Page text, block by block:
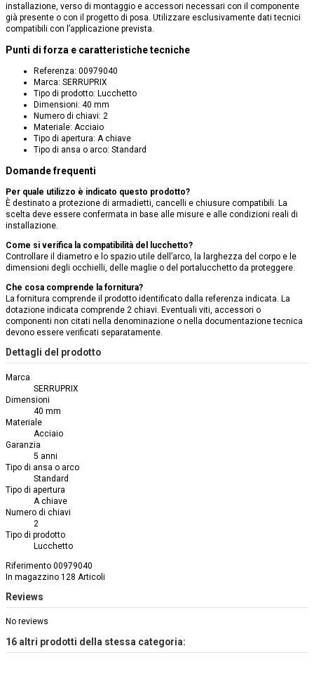
installazione, verso di montaggio e accessori necessari con il componente
già presente o con il progetto di posa. Utilizzare esclusivamente dati tecnici
compatibili con l’applicazione prevista.
Punti di forza e caratteristiche tecniche
Referenza: 00979040
Marca: SERRUPRIX
Tipo di prodotto: Lucchetto
Dimensioni: 40 mm
Numero di chiavi: 2
Materiale: Acciaio
Tipo di apertura: A chiave
Tipo di ansa o arco: Standard
Domande frequenti
Per quale utilizzo è indicato questo prodotto?
È destinato a protezione di armadietti, cancelli e chiusure compatibili. La
scelta deve essere confermata in base alle misure e alle condizioni reali di
installazione.
Come si verifica la compatibilità del lucchetto?
Controllare il diametro e lo spazio utile dell’arco, la larghezza del corpo e le
dimensioni degli occhielli, delle maglie o del portalucchetto da proteggere.
Che cosa comprende la fornitura?
La fornitura comprende il prodotto identificato dalla referenza indicata. La
dotazione indicata comprende 2 chiavi. Eventuali viti, accessori o
componenti non citati nella denominazione o nella documentazione tecnica
devono essere verificati separatamente.
Dettagli del prodotto
Marca
SERRUPRIX
Dimensioni
40 mm
Materiale
Acciaio
Garanzia
5 anni
Tipo di ansa o arco
Standard
Tipo di apertura
A chiave
Numero di chiavi
2
Tipo di prodotto
Lucchetto
Riferimento 00979040
In magazzino 128 Articoli
Reviews
No reviews
16 altri prodotti della stessa categoria: